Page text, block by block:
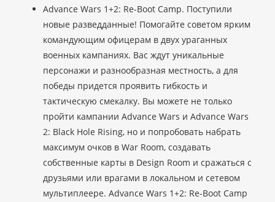
Advance Wars 1+2: Re-Boot Camp. Поступили
новые разведданные! Помогайте советом ярким
командующим офицерам в двух ураганных
военных кампаниях. Вас ждут уникальные
персонажи и разнообразная местность, а для
победы придется проявить гибкость и
тактическую смекалку. Вы можете не только
пройти кампании Advance Wars и Advance Wars
2: Black Hole Rising, но и попробовать набрать
максимум очков в War Room, создавать
собственные карты в Design Room и сражаться с
друзьями или врагами в локальном и сетевом
мультиплеере. Advance Wars 1+2: Re-Boot Camp